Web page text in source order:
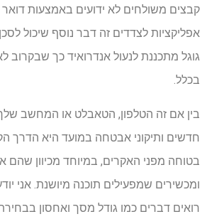
קבצים משולחים לא ידועים באמצעות
אפליקציות לצדדים זה דבר נוסף שיכול
גוגל מתכננת לנעול אנדרואיד כך שבקרוב
בכלל.
בין אם זה הטלפון, הטאבלט או המחשב
חדשים ותיקוני אבטחה במועד היא הדרך
בטוחה מפני האקרים, במיוחד מכיוון שהם
ומכשירים שמפעילים תוכנה מיושנת. אני
רואים דברים כמו גודל מסך ואחסון